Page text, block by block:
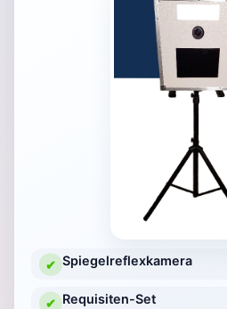
✔ Spiegelreflexkamera
✔ Requisiten-Set